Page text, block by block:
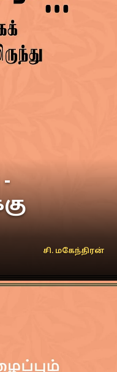
சி. மகேந்திரன்